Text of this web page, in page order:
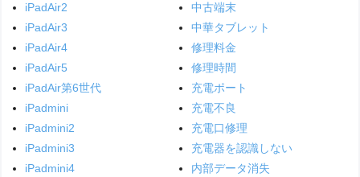
iPadAir2
iPadAir3
iPadAir4
iPadAir5
iPadAir第6世代
iPadmini
iPadmini2
iPadmini3
iPadmini4
中古端末
中華タブレット
修理料金
修理時間
充電ポート
充電不良
充電口修理
充電器を認識しない
内部データ消失